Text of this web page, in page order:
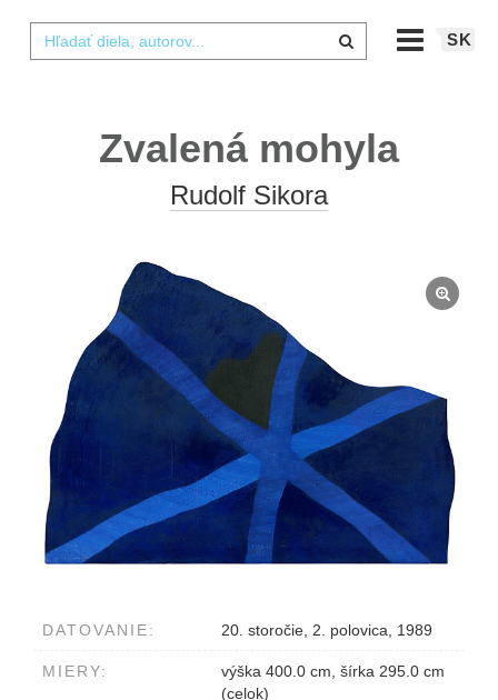
SK
Zvalená mohyla
Rudolf Sikora
DATOVANIE: 20. storočie, 2. polovica, 1989
MIERY:
výška 400.0 cm, šírka 295.0 cm
(celok)